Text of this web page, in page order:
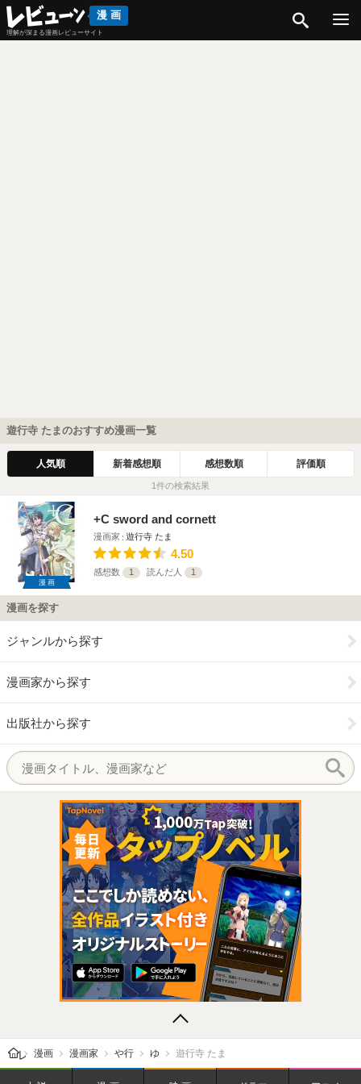
漫画
理解が深まる漫画レビューサイト
遊行寺 たまのおすすめ漫画一覧
人気順 新着感想順 感想数順 評価順
1件の検索結果
漫画
+C sword and cornett
漫画家 遊行寺 たま
4.50
感想数 1 読んだ人 1
漫画を探す
ジャンルから探す
漫画家から探す
出版社から探す
レビューン トップ
漫画 漫画家 や行 ゆ 遊行寺 たま